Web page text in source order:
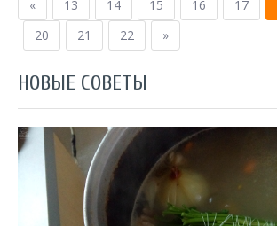
« 13 14 15 16 17
20
21 22 »
НОВЫЕ СОВЕТЫ